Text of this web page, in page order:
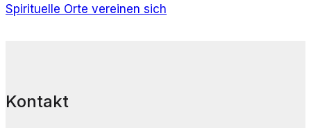
Spirituelle Orte vereinen sich
Kontakt